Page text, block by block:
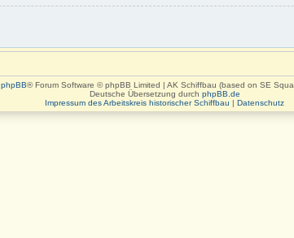
phpBB® Forum Software © phpBB Limited | AK Schiffbau (based on SE
Deutsche Übersetzung durch phpBB.de
Impressum des Arbeitskreis historischer Schiffbau | Datenschutz